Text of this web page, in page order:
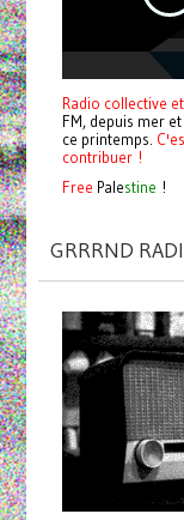
Radio collective
FM, depuis mer
ce printemps.
contribuer !
Free Palestine !
GRRRND